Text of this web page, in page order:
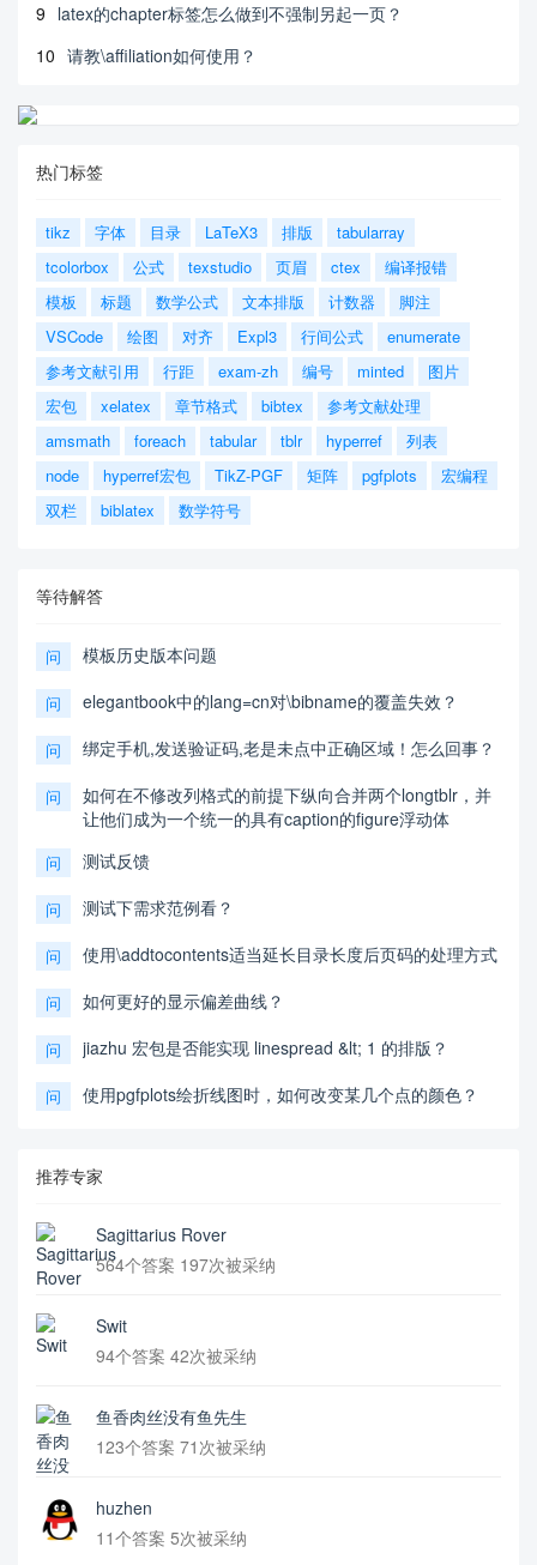
9 latex的chapter标签怎么做到不强制另起一页？
10 请教\affiliation如何使用？
热门标签
tikz 字体 目录 LaTeX3 排版
tabularray
tcolorbox
公式 texstudio 页眉 ctex
编译报错
模板
标题 数学公式 文本排版 计数器
脚注
VSCode
绘图 对齐 Expl3 行间公式
enumerate
参考文献引用
行距 exam-zh 编号 minted
图片
宏包
xelatex 章节格式 bibtex
参考文献处理
amsmath
foreach tabular tblr hyperref
列表
node
hyperref宏包 TikZ-PGF 矩阵 pgfplots
宏编程
双栏
biblatex 数学符号
等待解答
问 模板历史版本问题
问 elegantbook中的lang=cn对\bibname的覆盖失效？
问 绑定手机,发送验证码,老是未点中正确区域！怎么回事？
问
如何在不修改列格式的前提下纵向合并两个longtblr，并
让他们成为一个统一的具有caption的figure浮动体
问 测试反馈
问 测试下需求范例看？
问 使用\addtocontents适当延长目录长度后页码的处理方式
问 如何更好的显示偏差曲线？
问 jiazhu 宏包是否能实现 linespread &lt; 1 的排版？
问 使用pgfplots绘折线图时，如何改变某几个点的颜色？
推荐专家
Sagittarius Rover
564个答案 197次被采纳
Swit
94个答案 42次被采纳
鱼香肉丝没有鱼先生
123个答案 71次被采纳
huzhen
11个答案 5次被采纳